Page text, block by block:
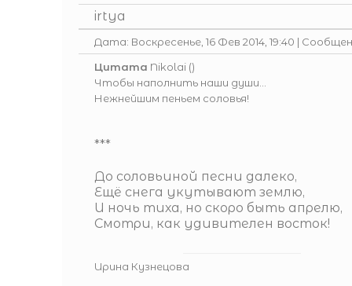
irtya
Дата: Воскресенье, 16 Фев 2014, 19:40 |
Цитата Nikolai ()
Чтобы наполнить наши души…
Нежнейшим пеньем соловья!
***
До соловьиной песни далеко,
Ещё снега укутывают землю,
И ночь тиха, но скоро быть апрелю,
Смотри, как удивителен восток!
Ирина Кузнецова